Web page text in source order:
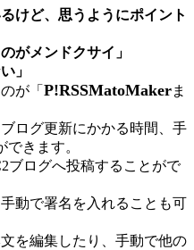
けど、思うようにポイント
がメンドクサイ」
」
が「 P!RSSMatoMakerま
ログ更新にかかる時間、手
きます。
ブログへ投稿することがで
動で署名を入れることも可
を編集したり、手動で他の